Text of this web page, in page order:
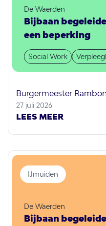
De Waerden
Bijbaan
een beperking
Social Work
Burgermeester
27 juli 2026
LEES MEER
IJmuiden
De Waerden
Bijbaan